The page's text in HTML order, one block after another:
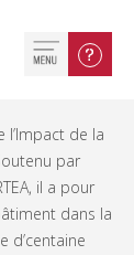
de la
par
il a pour
dans la
d’centaine